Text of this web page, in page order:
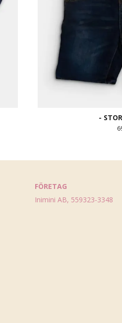
-
FÖRETAG
Inimini AB, 559323-3348